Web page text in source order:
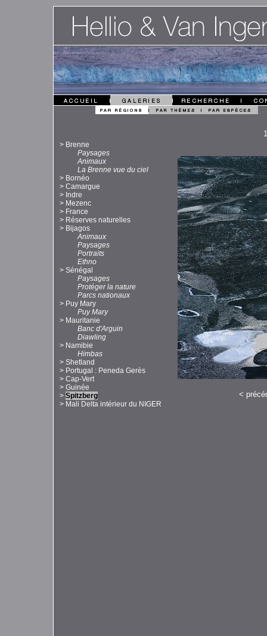
> Brenne
Paysages
Animaux
La Brenne vue du ciel
> Bornéo
> Camargue
> Indre
> Mezenc
> France
> Réserves naturelles
> Bijagos
Animaux
Paysages
Portraits
Ethno
> Sénégal
Paysages
Protéger la nature
Parcs nationaux
> Puy Mary
Puy Mary
> Mauritanie
Banc d'Arguin
Diawling
> Namibie
Himbas
> Shetland
> Portugal : Peneda Gerès
> Cap-Vert
> Guinée
> Spitzberg
> Mali Delta intérieur du NIGER
<